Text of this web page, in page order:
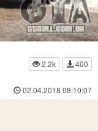
2.2k
400
02.04.2018 08:10:07